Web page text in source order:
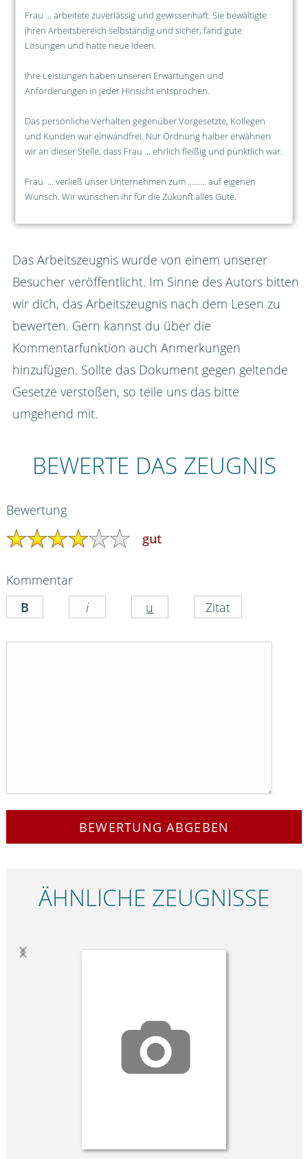
Frau ... arbeitete zuverlässig und gewissenhaft. Sie bewältigte
ihren Arbeitsbereich selbständig und sicher, fand gute
Lösungen und hatte neue Ideen.
Ihre Leistungen haben unseren Erwartungen und
Anforderungen in jeder Hinsicht entsprochen.
Das persönliche Verhalten gegenüber Vorgesetzte, Kollegen
und Kunden war einwandfrei. Nur Ordnung halber erwähnen
wir an dieser Stelle, dass Frau ... ehrlich fleißig und pünktlich war.
Frau ... verließ unser Unternehmen zum ......... auf eigenen
Wunsch. Wir wünschen ihr für die Zukunft alles Gute.
Das Arbeitszeugnis wurde von einem unserer
Besucher veröffentlicht. Im Sinne des Autors bitten
wir dich, das Arbeitszeugnis nach dem Lesen zu
bewerten. Gern kannst du über die
Kommentarfunktion auch Anmerkungen
hinzufügen. Sollte das Dokument gegen geltende
Gesetze verstoßen, so teile uns das bitte
umgehend mit.
BEWERTE DAS ZEUGNIS
Bewertung
gut
Kommentar
BEWERTUNG ABGEBEN
ÄHNLICHE ZEUGNISSE